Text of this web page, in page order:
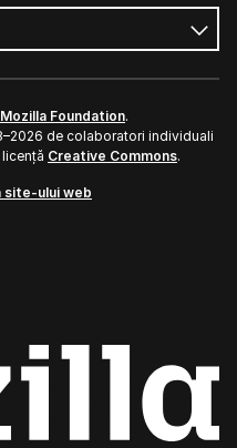
Mozilla Foundation.
de colaboratori individuali
Creative Commons.
ului web